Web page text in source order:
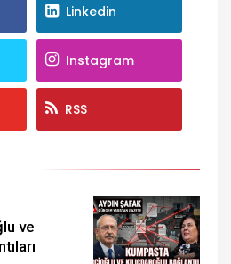
Linkedin
Instagram
RSS
ve